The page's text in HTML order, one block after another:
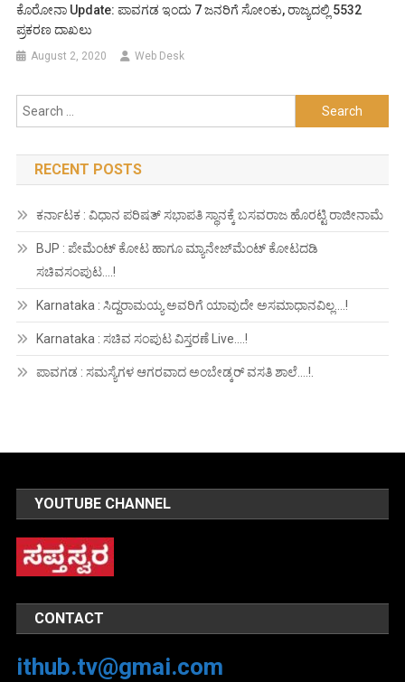
ಕೊರೋನಾ Update: ಪಾವಗಡ ಇಂದು 7 ಜನರಿಗೆ ಸೋಂಕು, ರಾಜ್ಯದಲ್ಲಿ 5532
ಪ್ರಕರಣ ದಾಖಲು
August 2, 2020 Web Desk
Search
for:
RECENT POSTS
ಕರ್ನಾಟಕ : ವಿಧಾನ ಪರಿಷತ್ ಸಭಾಪತಿ ಸ್ಥಾನಕ್ಕೆ ಬಸವರಾಜ ಹೊರಟ್ಟಿ ರಾಜೀನಾಮೆ
BJP : ಪೇಮೆಂಟ್ ಕೋಟ ಹಾಗೂ ಮ್ಯಾನೇಜ್‍ಮೆಂಟ್ ಕೋಟದಡಿ
ಸಚಿವಸಂಪುಟ….!
Karnataka : ಸಿದ್ದರಾಮಯ್ಯ ಅವರಿಗೆ ಯಾವುದೇ ಅಸಮಾಧಾನವಿಲ್ಲ….!
Karnataka : ಸಚಿವ ಸಂಪುಟ ವಿಸ್ತರಣೆ Live….!
ಪಾವಗಡ : ಸಮಸ್ಯೆಗಳ ಆಗರವಾದ ಅಂಬೇಡ್ಕರ್ ವಸತಿ ಶಾಲೆ….!.
YOUTUBE CHANNEL
CONTACT
ithub.tv@gmai.com